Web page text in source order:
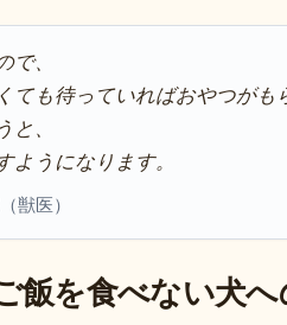
で、
ても待っていればおやつがも
と、
ようになります。
獣医）
飯を食べない犬